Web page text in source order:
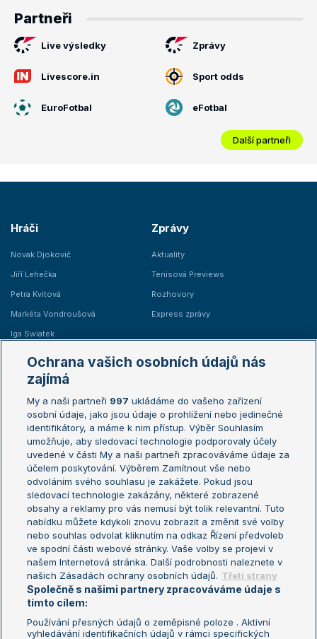
Partneři
Live výsledky Zprávy
Livescore.in Sport odds
EuroFotbal eFotbal
Další partneři
Hráči
Novak Djokovič
Jiří Lehečka
Petra Kvitová
Markéta Vondroušová
Iga Swiatek
Zprávy
Aktuality
Tenisová Previews
Rozhovory
Express zprávy
Žebříčky
Žebříček ATP (muži)
Žebříček WTA (ženy)
Sázkařský žebříček
Australian Open
French Open
Wimbledon
US Open
Turnaj mistrů
Turnaj mistryň
Aktualní trendy
Fotbalové přestupy
Livesport Daily
LS Prague Open
Ochrana vašich osobních údajů nás
zajímá
My a naši partneři 997 ukládáme do vašeho zařízení
osobní údaje, jako jsou údaje o prohlížení nebo jedinečné
identifikátory, a máme k nim přístup. Výběr Souhlasím
umožňuje, aby sledovací technologie podporovaly účely
uvedené v části My a naši partneři zpracováváme údaje za
účelem poskytování. Výběrem Zamítnout vše nebo
odvoláním svého souhlasu je zakážete. Pokud jsou
sledovací technologie zakázány, některé zobrazené
obsahy a reklamy pro vás nemusí být tolik relevantní. Tuto
nabídku můžete kdykoli znovu zobrazit a změnit své volby
nebo souhlas odvolat kliknutím na odkaz Řízení předvoleb
ve spodní části webové stránky. Vaše volby se projeví v
našem Internetová stránka. Další podrobnosti naleznete v
našich Zásadách ochrany osobních údajů. Třetí strany
Společně s našimi partnery zpracováváme údaje s
tímto cílem:
Používání přesných údajů o zeměpisné poloze . Aktivní
vyhledávání identifikačních údajů v rámci specifických